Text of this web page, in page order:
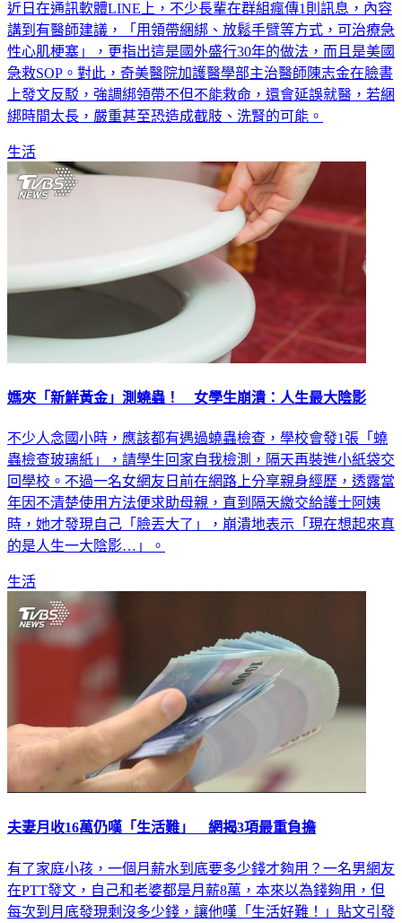
近日在通訊軟體LINE上，不少長輩在群組瘋傳1則訊息，內容
講到有醫師建議，「用領帶綑綁、放鬆手臂等方式，可治療急
性心肌梗塞」，更指出這是國外盛行30年的做法，而且是美國
急救SOP。對此，奇美醫院加護醫學部主治醫師陳志金在臉書
上發文反駁，強調綁領帶不但不能救命，還會延誤就醫，若綑
綁時間太長，嚴重甚至恐造成截肢、洗腎的可能。
生活
媽夾「新鮮黃金」測蟯蟲！ 女學生崩潰：人生最大陰影
不少人念國小時，應該都有遇過蟯蟲檢查，學校會發1張「蟯
蟲檢查玻璃紙」，請學生回家自我檢測，隔天再裝進小紙袋交
回學校。不過一名女網友日前在網路上分享親身經歷，透露當
年因不清楚使用方法便求助母親，直到隔天繳交給護士阿姨
時，她才發現自己「臉丟大了」，崩潰地表示「現在想起來真
的是人生一大陰影…」。
生活
夫妻月收16萬仍嘆「生活難」 網揭3項最重負擔
有了家庭小孩，一個月薪水到底要多少錢才夠用？一名男網友
在PTT發文，自己和老婆都是月薪8萬，本來以為錢夠用，但
每次到月底發現剩沒多少錢，讓他嘆「生活好難！」貼文引發